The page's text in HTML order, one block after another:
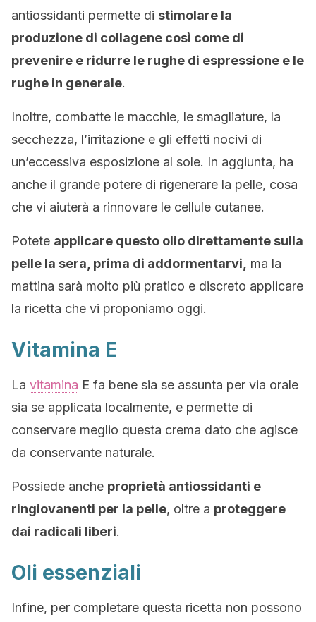
antiossidanti permette di stimolare la
produzione di collagene così come di
prevenire e ridurre le rughe di espressione e le
rughe in generale.
Inoltre, combatte le macchie, le smagliature, la
secchezza, l’irritazione e gli effetti nocivi di
un’eccessiva esposizione al sole. In aggiunta, ha
anche il grande potere di rigenerare la pelle, cosa
che vi aiuterà a rinnovare le cellule cutanee.
Potete applicare questo olio direttamente sulla
pelle la sera, prima di addormentarvi,
ma la
mattina sarà molto più pratico e discreto applicare
la ricetta che vi proponiamo oggi.
Vitamina E
La vitamina E fa bene sia se assunta per via orale
sia se applicata localmente, e permette di
conservare meglio questa crema dato che agisce
da conservante naturale.
Possiede anche proprietà antiossidanti e
ringiovanenti per la pelle, oltre a proteggere
dai radicali liberi.
Oli essenziali
Infine, per completare questa ricetta non possono